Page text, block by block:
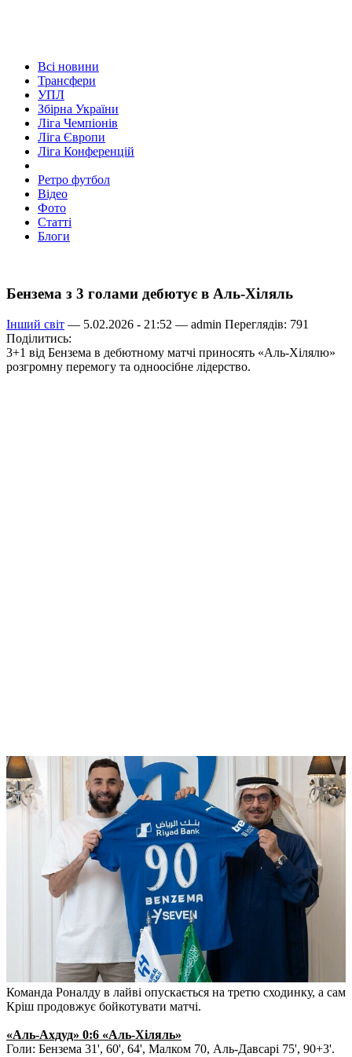
Всі новини
Трансфери
УПЛ
Збірна України
Ліга Чемпіонів
Ліга Європи
Ліга Конференцій
Ретро футбол
Відео
Фото
Статті
Блоги
Бензема з 3 голами дебютує в Аль-Хіляль
Інший світ — 5.02.2026 - 21:52 — admin Переглядів: 791
Поділитись:
3+1 від Бензема в дебютному матчі приносять «Аль-Хілялю»
розгромну перемогу та одноосібне лідерство.
Команда Роналду в лайві опускається на третю сходинку, а сам
Кріш продовжує бойкотувати матчі.
«Аль-Ахдуд» 0:6 «Аль-Хіляль»
Голи: Бензема 31', 60', 64', Малком 70, Аль-Давсарі 75', 90+3'.